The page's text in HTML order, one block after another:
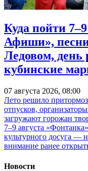
Куда пойти
Афиши»,
Ледовом, день
кубинские
07 августа 2026, 08:00
Лето решило
отпусков,
загружают горожан
7–9 августа
культурного досуга —
внимание ранее
Новости